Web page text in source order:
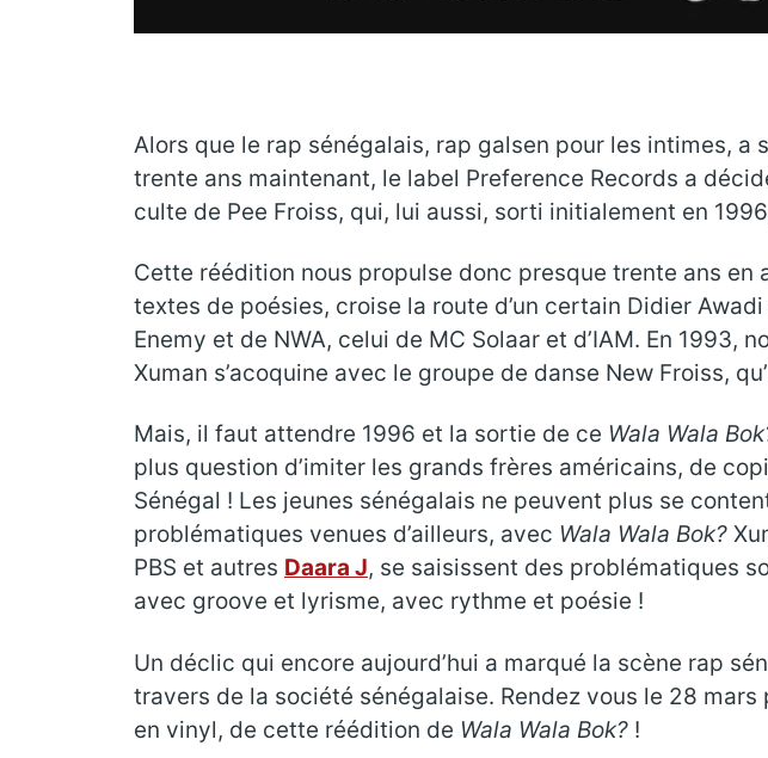
Alors que le rap sénégalais, rap galsen pour les intimes,
trente ans maintenant, le label Preference Records a
culte de Pee Froiss, qui, lui aussi, sorti initialement en
Cette réédition nous propulse donc presque trente ans en
textes de poésies, croise la route d’un certain Didier Awadi
Enemy et de NWA, celui de MC Solaar et d’IAM. En
Xuman s’acoquine avec le groupe de danse New Froiss,
Mais, il faut attendre 1996 et la sortie de ce Wala Wala
plus question d’imiter les grands frères américains, de
Sénégal ! Les jeunes sénégalais ne peuvent plus se
problématiques venues d’ailleurs, avec Wala Wala Bok?
PBS et autres Daara J, se saisissent des problématiques
avec groove et lyrisme, avec rythme et poésie !
Un déclic qui encore aujourd’hui a marqué la scène rap
travers de la société sénégalaise. Rendez vous le 28
en vinyl, de cette réédition de Wala Wala Bok? !